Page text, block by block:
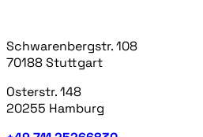
Schwarenbergstr. 108
70188 Stuttgart
Osterstr. 148
20255 Hamburg